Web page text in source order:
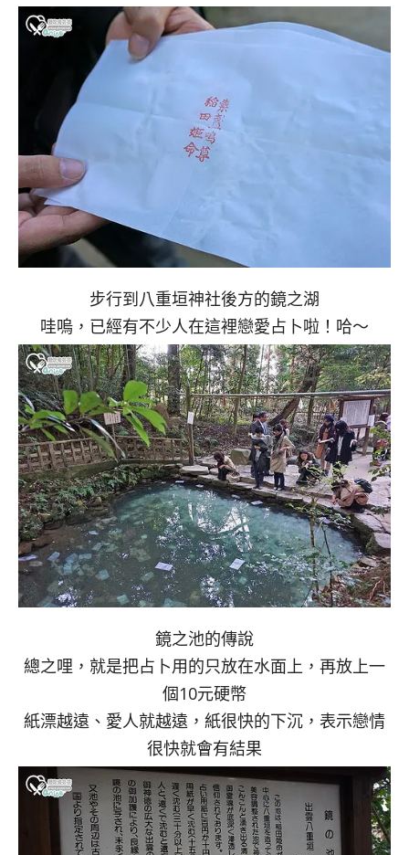
步行到八重垣神社後方的鏡之湖
哇嗚，已經有不少人在這裡戀愛占卜啦！哈～
鏡之池的傳說
總之哩，就是把占卜用的只放在水面上，再放上一
個10元硬幣
紙漂越遠、愛人就越遠，紙很快的下沉，表示戀情
很快就會有結果